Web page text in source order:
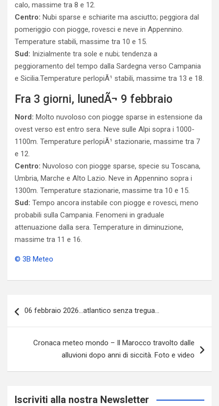
calo, massime tra 8 e 12.
Centro: Nubi sparse e schiarite ma asciutto; peggiora dal
pomeriggio con piogge, rovesci e neve in Appennino.
Temperature stabili, massime tra 10 e 15.
Sud: Inizialmente tra sole e nubi; tendenza a
peggioramento del tempo dalla Sardegna verso Campania
e Sicilia.Temperature perlopiÃ¹ stabili, massime tra 13 e 18.
Fra 3 giorni, lunedÃ¬ 9 febbraio
Nord: Molto nuvoloso con piogge sparse in estensione da
ovest verso est entro sera. Neve sulle Alpi sopra i 1000-
1100m. Temperature perlopiÃ¹ stazionarie, massime tra 7
e 12.
Centro: Nuvoloso con piogge sparse, specie su Toscana,
Umbria, Marche e Alto Lazio. Neve in Appennino sopra i
1300m. Temperature stazionarie, massime tra 10 e 15.
Sud: Tempo ancora instabile con piogge e rovesci, meno
probabili sulla Campania. Fenomeni in graduale
attenuazione dalla sera. Temperature in diminuzione,
massime tra 11 e 16.
© 3B Meteo
articoli
06 febbraio 2026…atlantico senza tregua…
Cronaca meteo mondo – Il Marocco travolto dalle
alluvioni dopo anni di siccità. Foto e video
Iscriviti alla nostra Newsletter